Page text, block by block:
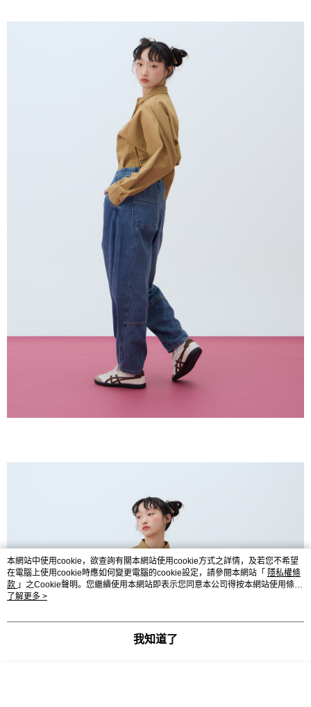
本網站中使用cookie，欲查詢有關本網站使用cookie方式之詳情，及若您不希望
在電腦上使用cookie時應如何變更電腦的cookie設定，請參閱本網站「 隱私權條
款 」之Cookie聲明。您繼續使用本網站即表示您同意本公司得按本網站使用條款
之Cookie聲明使用cookie。
了解更多 >
我知道了